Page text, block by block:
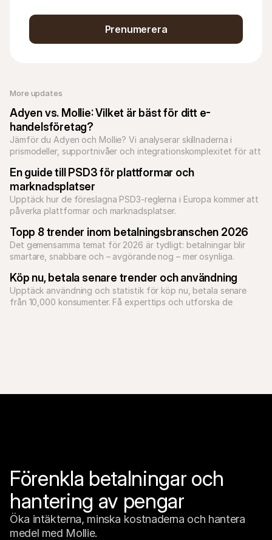
More updates
Adyen vs. Mollie: Vilket är bäst för ditt e-
handelsföretag?
Jämför du Adyen och Mollie? Vi analyserar skillnaderna i
prismodeller, supportnivåer och integrationskomplexitet för att
En guide till PSD3 för plattformar och
marknadsplatser
Upptäck hur de föreslagna PSD3-reglerna i Europa kommer att
påverka plattformar och marknadsplatser.
Topp 8 trender inom betalningsbranschen 2026
Det gemensamma temat för 2026 är tydligt: betalningar blir
smartare, snabbare och – avgörande nog – mer osynliga.
Köp nu, betala senare trender och användning
Upptäck användning och statistik för köp nu, betala senare
från 10,000 konsumenter. Få experttips och utforska de
Prenumerera
Förenkla betalningar och
hantering av pengar
Öka intäkterna, minska kostnaderna och hantera
medel med Mollie.